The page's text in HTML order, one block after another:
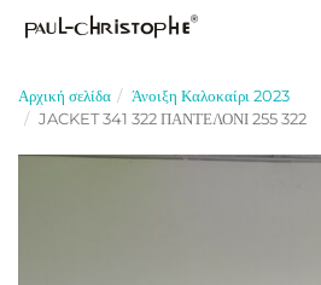
Αρχική σελίδα
Άνοιξη Καλοκαίρι 2023
JACKET 341 322 ΠΑΝΤΕΛΟΝΙ 255 322